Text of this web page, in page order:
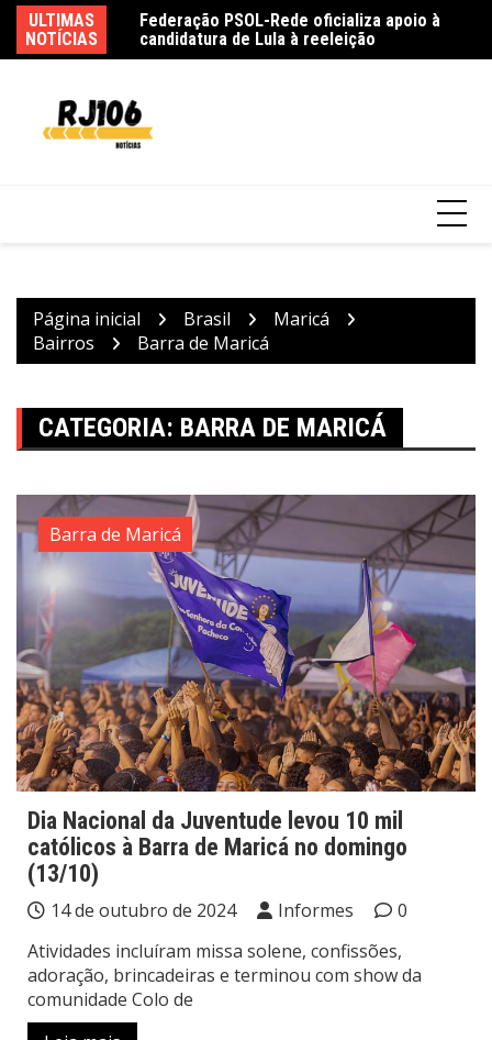
para
o
ULTIMAS
NOTÍCIAS
é
Federação PSOL-Rede oficializa apoio à
candidatura de Lula à reeleição
Página inicial Brasil
Maricá
Bairros
Barra de Maricá
CATEGORIA: BARRA DE MARICÁ
Barra de Maricá
Dia Nacional da Juventude levou 10 mil
católicos à Barra de Maricá no domingo
(13/10)
14 de outubro de 2024 Informes
0
Atividades incluíram missa solene, confissões,
adoração, brincadeiras e terminou com show da
comunidade Colo de